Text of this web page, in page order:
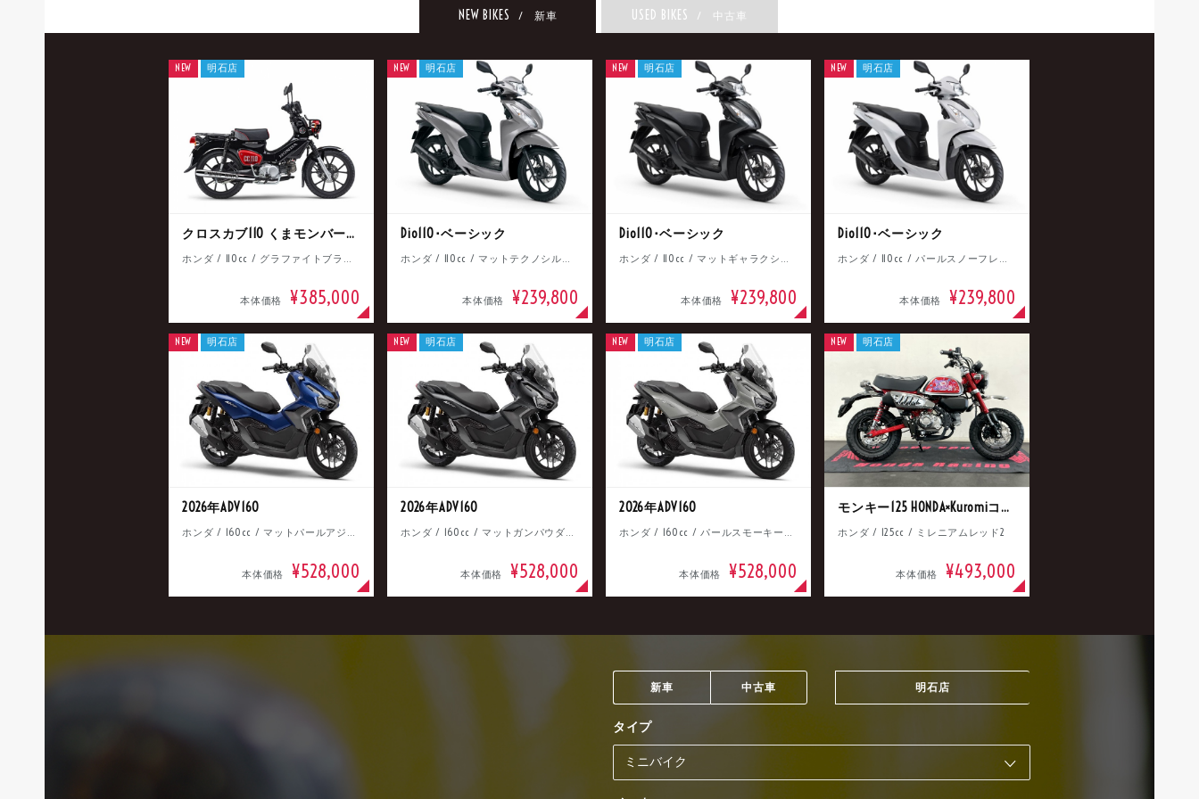
NEW BIKES / 新車 USED BIKES / 中古車
クロスカブ110 くまモンバージョン
ホンダ / 110cc / グラファイトブラック
本体価格 ¥385,000
NEW 明石店
Dio110･ベーシック
ホンダ / 110cc / マットテクノシルバーメタリック
本体価格 ¥239,800
NEW 明石店
Dio110･ベーシック
ホンダ / 110cc / マットギャラクシーブラックメタリック
本体価格 ¥239,800
NEW 明石店
Dio110･ベーシック
ホンダ / 110cc / パールスノーフレークホワイト
本体価格 ¥239,800
NEW 明石店
2026年ADV160
ホンダ / 160cc / マットパールアジャイルブルー
本体価格 ¥528,000
NEW 明石店
2026年ADV160
ホンダ / 160cc / マットガンパウダーブラックメタリック
本体価格 ¥528,000
NEW 明石店
2026年ADV160
ホンダ / 160cc / パールスモーキーグレー
本体価格 ¥528,000
NEW 明石店
モンキー125 HONDA×Kuromiコラボ
ホンダ / 125cc / ミレニアムレッド2
本体価格 ¥493,000
NEW 明石店
新車 中古車 明石店
タイプ